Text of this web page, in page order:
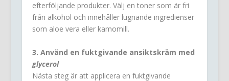
efterföljande produkter. Välj en toner som är fri
från alkohol och innehåller lugnande ingredienser
som aloe vera eller kamomill.
3. Använd en fuktgivande ansiktskräm med
glycerol
Nästa steg är att applicera en fuktgivande